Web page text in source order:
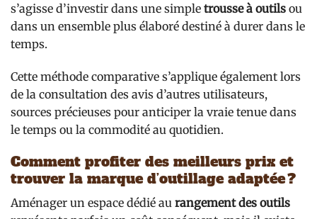
s’agisse d’investir dans une simple trousse à outils ou
dans un ensemble plus élaboré destiné à durer dans le
temps.
Cette méthode comparative s’applique également lors
de la consultation des avis d’autres utilisateurs,
sources précieuses pour anticiper la vraie tenue dans
le temps ou la commodité au quotidien.
Comment profiter des meilleurs prix et
trouver la marque d’outillage adaptée ?
Aménager un espace dédié au rangement des outils